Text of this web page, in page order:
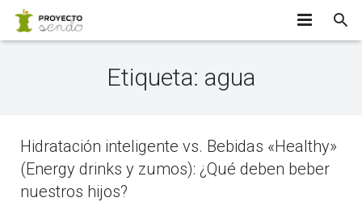
APÚNTATE
Etiqueta: agua
Hidratación inteligente vs. Bebidas «Healthy»
(Energy drinks y zumos): ¿Qué deben beber
nuestros hijos?